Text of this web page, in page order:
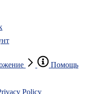
Помощь
Policy